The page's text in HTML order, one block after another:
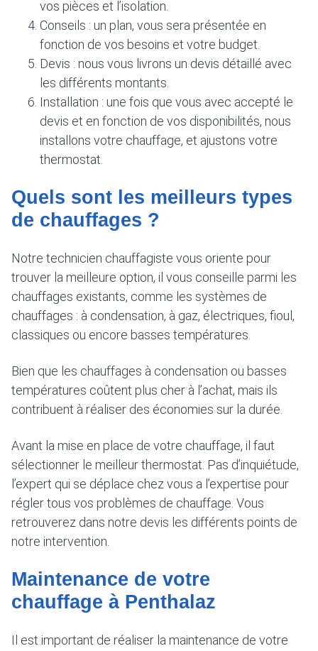
vos pièces et l’isolation.
Conseils : un plan, vous sera présentée en
fonction de vos besoins et votre budget.
Devis : nous vous livrons un devis détaillé avec
les différents montants.
Installation : une fois que vous avec accepté le
devis et en fonction de vos disponibilités, nous
installons votre chauffage, et ajustons votre
thermostat.
Quels sont les meilleurs types
de chauffages ?
Notre technicien chauffagiste vous oriente pour
trouver la meilleure option, il vous conseille parmi les
chauffages existants, comme les systèmes de
chauffages : à condensation, à gaz, électriques, fioul,
classiques ou encore basses températures.
Bien que les chauffages à condensation ou basses
températures coûtent plus cher à l’achat, mais ils
contribuent à réaliser des économies sur la durée.
Avant la mise en place de votre chauffage, il faut
sélectionner le meilleur thermostat. Pas d’inquiétude,
l’expert qui se déplace chez vous a l’expertise pour
régler tous vos problèmes de chauffage. Vous
retrouverez dans notre devis les différents points de
notre intervention.
Maintenance de votre
chauffage à Penthalaz
Il est important de réaliser la maintenance de votre